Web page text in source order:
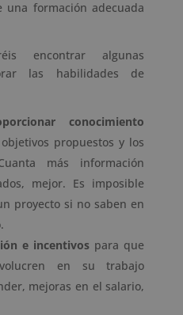
una formación adecuada
encontrar algunas
las habilidades de
conocimiento
propuestos y los
más información
mejor. Es imposible
proyecto si no saben en
e incentivos para que
en su trabajo
mejoras en el salario,